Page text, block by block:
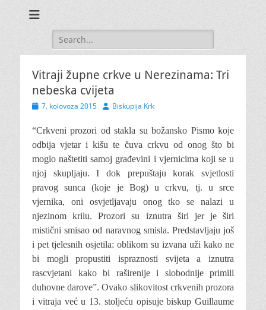
Search
for:
Vitraji župne crkve u Nerezinama: Tri
nebeska cvijeta
Posted
7. kolovoza 2015 AuthorBiskupija Krk
“Crkveni prozori od stakla su božansko Pismo koje
odbija vjetar i kišu te čuva crkvu od onog što bi
moglo naštetiti samoj građevini i vjernicima koji se u
njoj skupljaju.
I dok prepuštaju korak svjetlosti
pravog sunca (koje je Bog) u crkvu, tj. u srce
vjernika, oni osvjetljavaju onog tko se nalazi u
njezinom krilu.Prozori su iznutra širi jer je širi
mistični smisao od naravnog smisla. Predstavljaju još
i pet tjelesnih osjetila: oblikom su izvana uži kako ne
bi mogli propustiti ispraznosti svijeta a iznutra
rascvjetani kako bi raširenije i slobodnije primili
duhovne darove”. Ovako slikovitost crkvenih prozora
i vitraja već u 13. stoljeću opisuje biskup Guillaume